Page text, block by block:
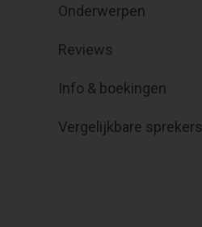
Onderwerpen
Reviews
Info & boekingen
Vergelijkbare sprekers